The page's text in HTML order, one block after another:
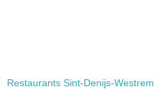
Restaurants Sint-Denijs-Westrem